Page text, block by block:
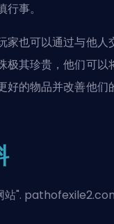
事。
家也可以通过与他人
极其珍贵，他们可以
好的物品并改善他们
站".